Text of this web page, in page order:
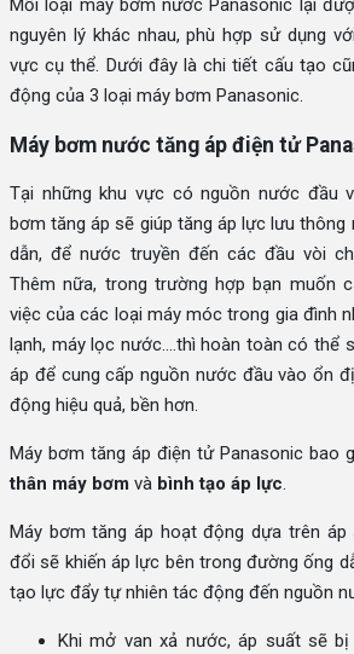
Mỗi loại máy bơm nước Panasonic lại
nguyên lý khác nhau, phù hợp sử dụng
vực cụ thể. Dưới đây là chi tiết cấu tạo
động của 3 loại máy bơm Panasonic.
Máy bơm nước tăng áp điện tử
Tại những khu vực có nguồn nước đầu
bơm tăng áp sẽ giúp tăng áp lực lưu
dẫn, để nước truyền đến các đầu vòi
Thêm nữa, trong trường hợp bạn muốn
việc của các loại máy móc trong gia đình
lạnh, máy lọc nước….thì hoàn toàn có thể
áp để cung cấp nguồn nước đầu vào ổn
động hiệu quả, bền hơn.
Máy bơm tăng áp điện tử Panasonic bao
thân máy bơm và bình tạo áp lực.
Máy bơm tăng áp hoạt động dựa trên áp
đổi sẽ khiến áp lực bên trong đường ống
tạo lực đẩy tự nhiên tác động đến nguồn
Khi mở van xả nước, áp suất sẽ